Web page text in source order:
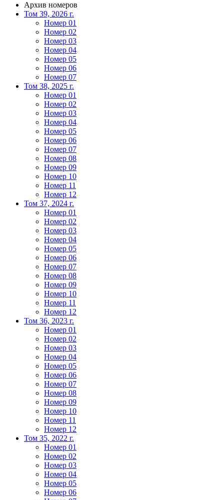
Архив номеров
Том 39, 2026 г.
Номер 01
Номер 02
Номер 03
Номер 04
Номер 05
Номер 06
Номер 07
Том 38, 2025 г.
Номер 01
Номер 02
Номер 03
Номер 04
Номер 05
Номер 06
Номер 07
Номер 08
Номер 09
Номер 10
Номер 11
Номер 12
Том 37, 2024 г.
Номер 01
Номер 02
Номер 03
Номер 04
Номер 05
Номер 06
Номер 07
Номер 08
Номер 09
Номер 10
Номер 11
Номер 12
Том 36, 2023 г.
Номер 01
Номер 02
Номер 03
Номер 04
Номер 05
Номер 06
Номер 07
Номер 08
Номер 09
Номер 10
Номер 11
Номер 12
Том 35, 2022 г.
Номер 01
Номер 02
Номер 03
Номер 04
Номер 05
Номер 06